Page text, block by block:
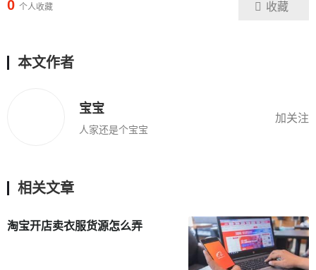
0 个人收藏 收藏
本文作者
宝宝
人家还是个宝宝
加关注
相关文章
淘宝开店卖衣服货源怎么弄